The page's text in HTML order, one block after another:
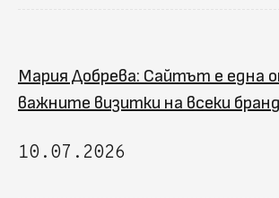
Мария Добрева: Сайтът е една
важните визитки на всеки бранд
10.07.2026